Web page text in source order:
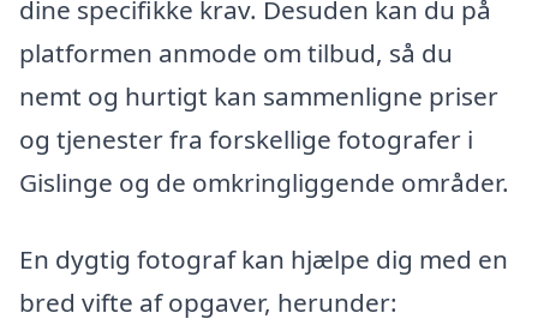
dine specifikke krav. Desuden kan du på
platformen anmode om tilbud, så du
nemt og hurtigt kan sammenligne priser
og tjenester fra forskellige fotografer i
Gislinge og de omkringliggende områder.
En dygtig fotograf kan hjælpe dig med en
bred vifte af opgaver, herunder: